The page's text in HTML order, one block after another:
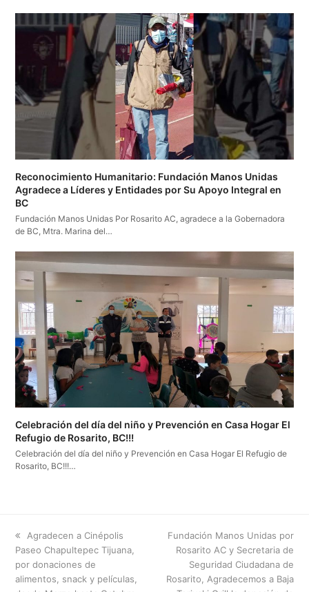
Reconocimiento Humanitario: Fundación Manos Unidas
Agradece a Líderes y Entidades por Su Apoyo Integral en
BC
Fundación Manos Unidas Por Rosarito AC, agradece a la Gobernadora
de BC, Mtra. Marina del…
Celebración del día del niño y Prevención en Casa Hogar El
Refugio de Rosarito, BC!!!
Celebración del día del niño y Prevención en Casa Hogar El Refugio de
Rosarito, BC!!!…
previous
post:
Agradecen a Cinépolis
Paseo Chapultepec Tijuana,
por donaciones de
alimentos, snack y películas,
next
post:
Fundación Manos Unidas por
Rosarito AC y Secretaria de
Seguridad Ciudadana de
Rosarito, Agradecemos a Baja